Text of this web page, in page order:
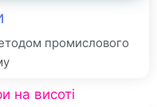
промислового